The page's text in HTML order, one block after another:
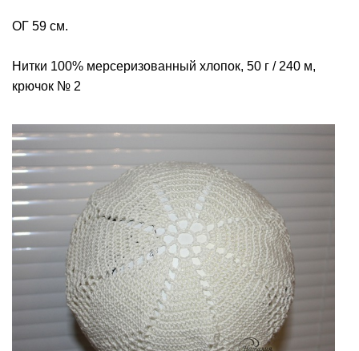
ОГ 59 см.
Нитки 100% мерсеризованный хлопок, 50 г / 240 м,
крючок № 2